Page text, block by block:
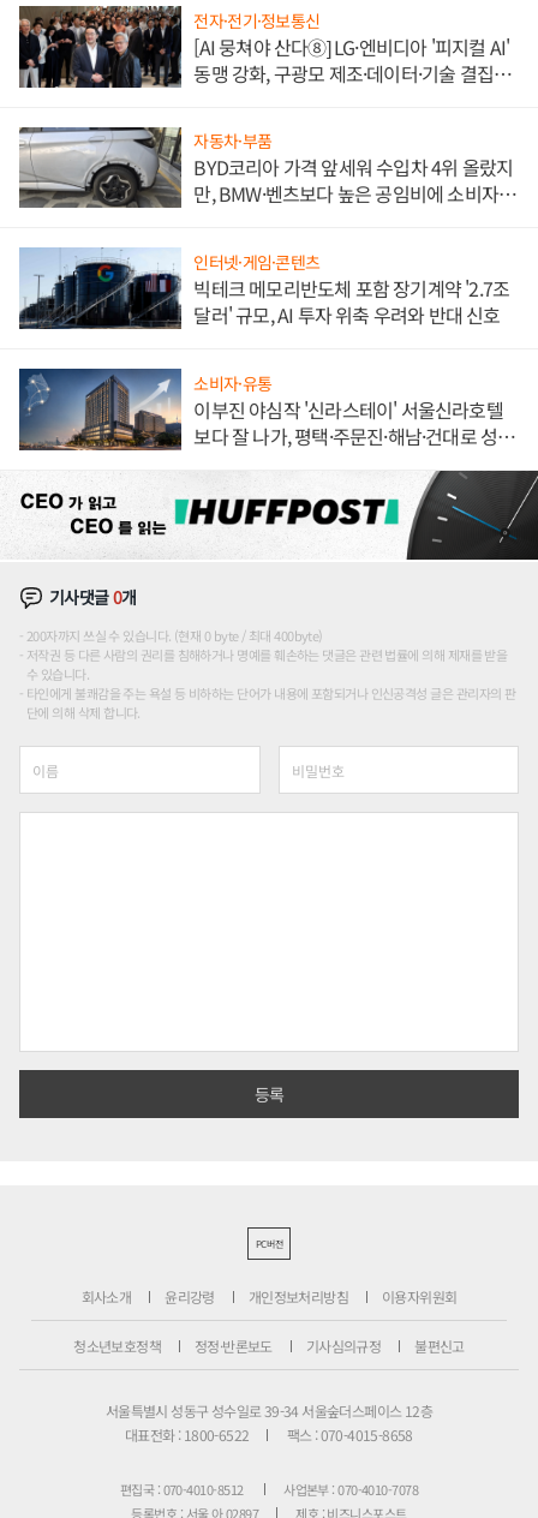
전자·전기·정보통신
[AI 뭉쳐야 산다⑧] LG·엔비디아 '피지컬 AI'
동맹 강화, 구광모 제조·데이터·기술 결집
자동차·부품
BYD코리아 가격 앞세워 수입차 4위 올랐지
만, BMW·벤츠보다 높은 공임비에 소비자
인터넷·게임·콘텐츠
빅테크 메모리반도체 포함 장기계약 '2.7조
달러' 규모, AI 투자 위축 우려와 반대 신호
소비자·유통
이부진 야심작 '신라스테이' 서울신라호텔
보다 잘 나가, 평택·주문진·해남·건대로 성
기사댓글0개
200자까지 쓰실 수 있습니다. (현재 0 byte / 최대 400byte)
저작권 등 다른 사람의 권리를 침해하거나 명예를 훼손하는 댓글은 관련 법률에 의해 제재를 받을
수 있습니다.
타인에게 불쾌감을 주는 욕설 등 비하하는 단어가 내용에 포함되거나 인신공격성 글은 관리자의 판
단에 의해 삭제 합니다.
PC버전
회사소개 윤리강령 개인정보처리방침 이용자위원회
청소년보호정책 정정·반론보도 기사심의규정 불편신고
서울특별시 성동구 성수일로 39-34 서울숲더스페이스 12층
대표전화 : 1800-6522
팩스 : 070-4015-8658
편집국 : 070-4010-8512
사업본부 : 070-4010-7078
등록번호 : 서울 아 02897
제호 : 비즈니스포스트